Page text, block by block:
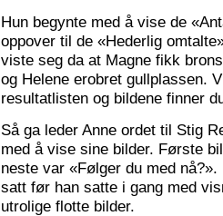
Hun begynte med å vise de
oppover til de «Hederlig
viste seg da at Magne fikk
og Helene erobret gullplassen.
resultatlisten og bildene finner
Så ga leder Anne ordet til Stig
med å vise sine bilder. Første
neste var «Følger du med
satt før han satte i gang med
utrolige flotte bilder.